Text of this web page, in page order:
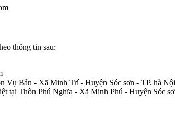
thông tin sau:
Vụ Bản - Xã Minh Trí - Huyện Sóc sơn - TP. hà
tại Thôn Phú Nghĩa - Xã Minh Phú - Huyện Sóc